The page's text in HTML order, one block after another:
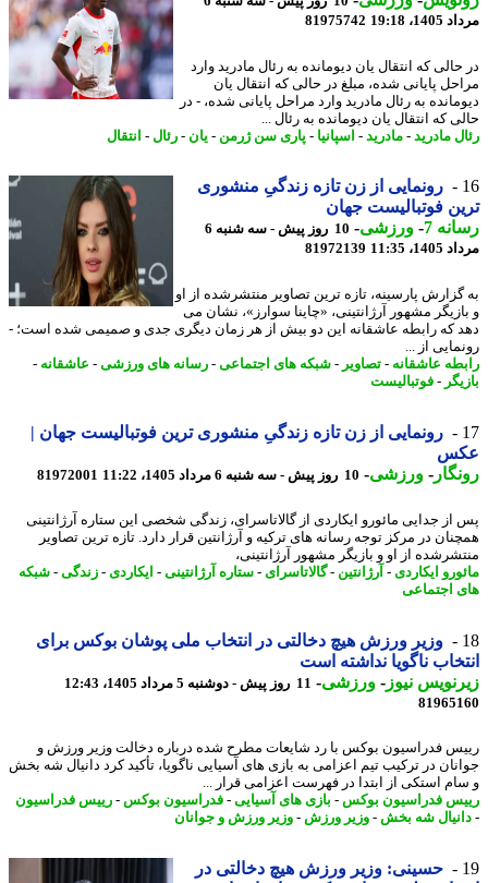
19:18
81975742
که انتقال یان دیومانده به رئال مادرید وارد
پایانی شده، مبلغ در حالی که انتقال یان
به رئال مادرید وارد مراحل پایانی شده، - در
که انتقال یان دیومانده به رئال ...
مادرید- مادرید- اسپانیا-پاری سن ژرمن -یان-رئال -انتقال
رونمایی از زن تازه زندگیِ منشوری
فوتبالیست جهان
7
-ورزشی-
10 روز پیش - سه شنبه 6
11:35
81972139
پارسینه، تازه ترین تصاویر منتشرشده از او
مشهور آرژانتینی، «چاینا سوارز»، نشان می
که رابطه عاشقانه این دو بیش از هر زمان دیگری جدی و صمیمی شده است؛ -
از ...
عاشقانه-تصاویر-شبکه های اجتماعی-رسانه های ورزشی -عاشقانه-
-فوتبالیست
رونمایی از زن تازه زندگیِ منشوری ترین فوتبالیست جهان |
-ورزشی-10 روز پیش - سه شنبه 6 مرداد 1405، 11:22 81972001
جدایی مائورو ایکاردی از گالاتاسرای، زندگی شخصی این ستاره آرژانتینی
در مرکز توجه رسانه های ترکیه و آرژانتین قرار دارد. تازه ترین تصاویر
از او و بازیگر مشهور آرژانتینی،
ایکاردی-آرژانتین -گالاتاسرای- ستاره آرژانتینی-ایکاردی-زندگی-شبکه
اجتماعی
وزیر ورزش هیچ دخالتی در انتخاب ملی پوشان بوکس برای
ناگویا نداشته است
نیوز-ورزشی-11 روز پیش - دوشنبه 5 مرداد 1405، 12:43
فدراسیون بوکس با رد شایعات مطرح شده درباره دخالت وزیر ورزش و
در ترکیب تیم اعزامی به بازی های آسیایی ناگویا، تأکید کرد دانیال شه بخش
استکی از ابتدا در فهرست اعزامی قرار ...
فدراسیون بوکس-بازی های آسیایی-فدراسیون بوکس-رییس فدراسیون
شه بخش-وزیر ورزش -وزیر ورزش و جوانان
حسینی: وزیر ورزش هیچ دخالتی در